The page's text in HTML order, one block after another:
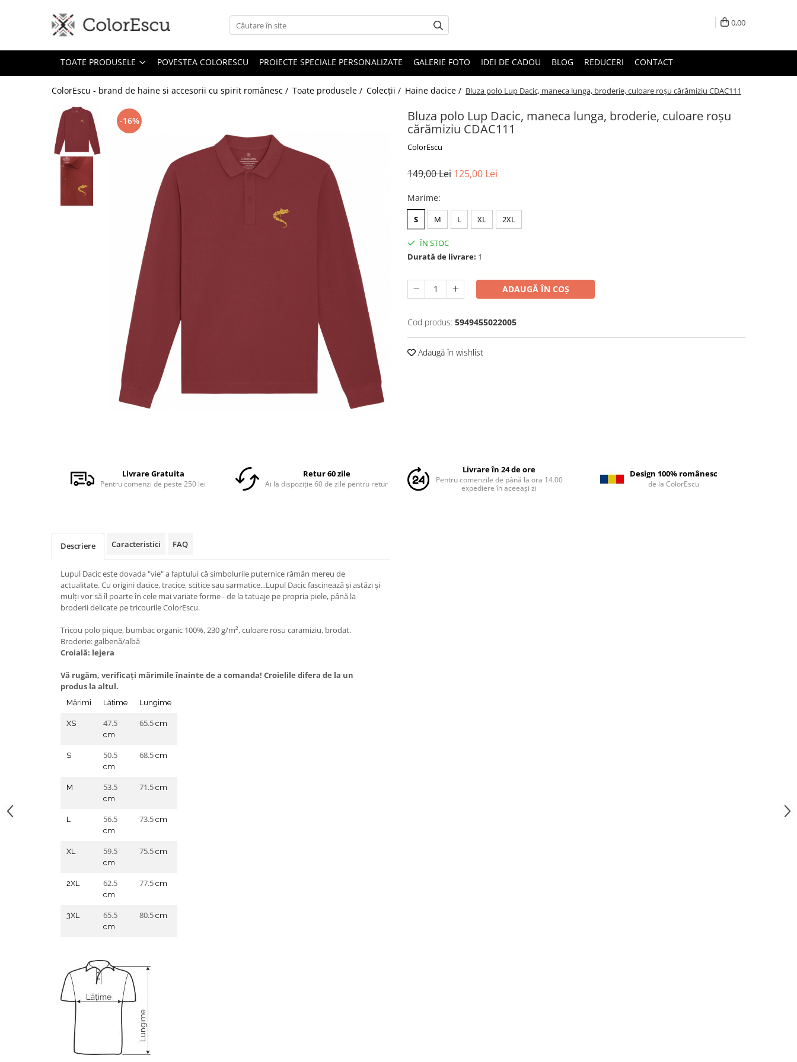
Toate produsele
Tricouri damă
Tricouri polo
Tricouri sport tehnice
Bluze si hanorace
Bluze si hanorace bărbați
Bluze si hanorace damă
Bluze de trening | Bluze tehnice
0,00
TOATE PRODUSELE POVESTEA COLORESCU PROIECTE SPECIALE PERSONALIZATE GALERIE FOTO IDEI DE CADOU BLOG REDUCERI CONTACT
ColorEscu - brand de haine si accesorii cu spirit românesc / Toate produsele / Colecții / Haine dacice / Bluza polo Lup Dacic, maneca lunga, broderie, culoare roșu cărămiziu CDAC111
Bluza polo Lup Dacic, maneca lunga, broderie, culoare roșu
cărămiziu CDAC111
ColorEscu
-16%
Facebook
149,00 Lei 125,00 Lei
Marime:
S M L XL 2XL
ÎN STOC
Durată de livrare: 1
ADAUGĂ ÎN COȘ
Cod produs: 5949455022005
Adaugă în wishlist
Livrare Gratuita
Pentru comenzi de peste 250 lei
Retur 60 zile
Ai la dispoziție 60 de zile pentru retur
Livrare în 24 de ore
Pentru comenzile de până la ora 14.00
expediere în aceeași zi
Design 100% românesc
de la ColorEscu
Descriere Caracteristici FAQ
Lupul Dacic este dovada "vie" a faptului că simbolurile puternice rămân mereu de
actualitate. Cu origini dacice, tracice, scitice sau sarmatice...Lupul Dacic fascinează și astăzi și
mulți vor să îl poarte în cele mai variate forme - de la tatuaje pe propria piele, până la
broderii delicate pe tricourile ColorEscu.
Tricou polo pique, bumbac organic 100%, 230 g/m², culoare rosu caramiziu, brodat.
Broderie: galbenă/albă
Croială: lejera
Vă rugăm, verificaţi mărimile înainte de a comanda! Croielile difera de la un
produs la altul.
Mărimi Lățime Lungime
XS 47.5
cm
65.5 cm
S 50.5
cm
68.5 cm
M 53.5
cm
71.5 cm
L 56.5
cm
73.5 cm
XL 59.5
cm
75.5 cm
2XL 62.5
cm
77.5 cm
3XL 65.5
cm
80.5 cm